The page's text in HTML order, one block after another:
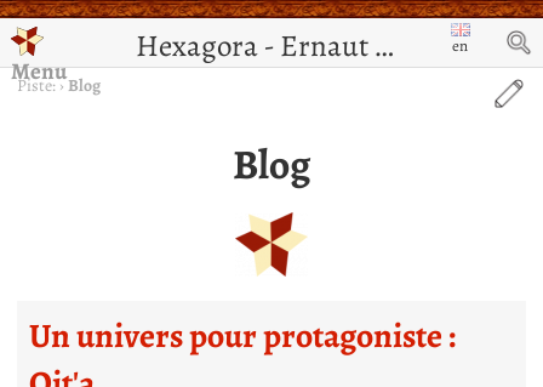
Hexagora - Ernaut de Jérusalem
Menu
en
Piste:›Blog
Blog
Un univers pour protagoniste :